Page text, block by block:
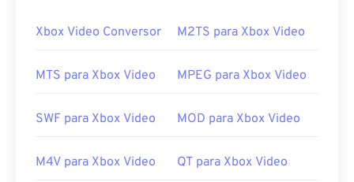
RMVB no Windows, Mac OS X e Linux. Desde que
Ele está disponível para
downloadgratuito e é fácil
Outros softwares que podem abrir arquivos RMVB
Xbox Video Conversor M2TS para Xbox Video
MTS para Xbox Video MPEG para Xbox Video
SWF para Xbox Video MOD para Xbox Video
M4V para Xbox Video QT para Xbox Video